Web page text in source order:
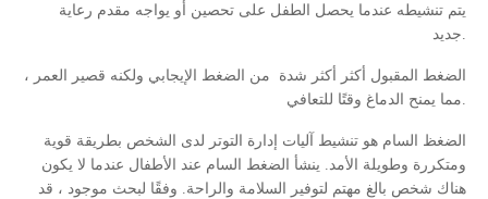
يتم تنشيطه عندما يحصل الطفل على تحصين أو يواجه مقدم رعاية
الضغط المقبول أكثر أكثر شدة من الضغط الإيجابي ولكنه قصير العمر ،
الضغظ السام هو تنشيط آليات إدارة التوتر لدى الشخص بطريقة قوية
ومتكررة وطويلة الأمد. ينشأ الضغط السام عند الأطفال عندما لا يكون
هناك شخص بالغ مهتم لتوفير السلامة والراحة. وفقًا لبحث موجود ، قد